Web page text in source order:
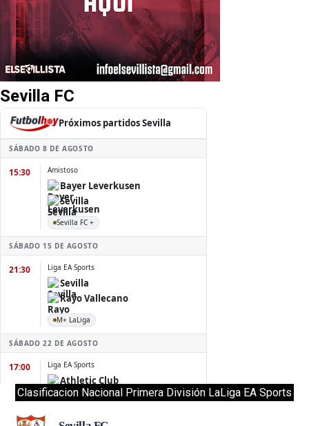
Sevilla FC
Clasificacion Nacional Primera División LaLiga EA Sports